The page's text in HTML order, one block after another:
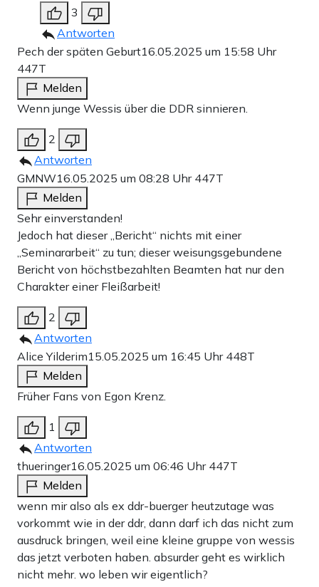
3
Antworten
Pech der späten Geburt16.05.2025 um 15:58 Uhr
447T
Melden
Wenn junge Wessis über die DDR sinnieren.
2
Antworten
GMNW16.05.2025 um 08:28 Uhr 447T
Melden
Sehr einverstanden!
Jedoch hat dieser „Bericht“ nichts mit einer
„Seminararbeit“ zu tun; dieser weisungsgebundene
Bericht von höchstbezahlten Beamten hat nur den
Charakter einer Fleißarbeit!
2
Antworten
Alice Yilderim15.05.2025 um 16:45 Uhr 448T
Melden
Früher Fans von Egon Krenz.
1
Antworten
thueringer16.05.2025 um 06:46 Uhr 447T
Melden
wenn mir also als ex ddr-buerger heutzutage was
vorkommt wie in der ddr, dann darf ich das nicht zum
ausdruck bringen, weil eine kleine gruppe von wessis
das jetzt verboten haben. absurder geht es wirklich
nicht mehr. wo leben wir eigentlich?